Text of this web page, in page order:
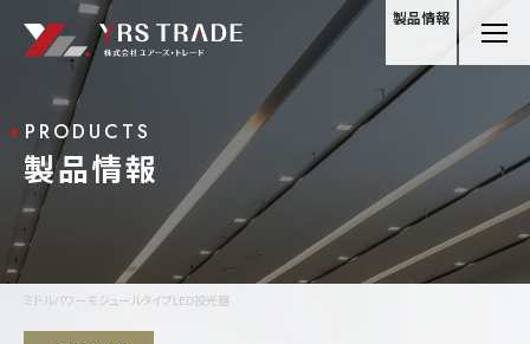
製品情報
ミドルパワーモジュールタイプLED投光器
PRODUCTS
製品情報